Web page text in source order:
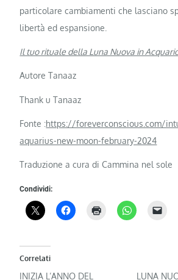
particolare cambiamenti che lasciano
libertà ed espansione.
Il tuo rituale della Luna Nuova in
Autore Tanaaz
Thank u Tanaaz
Fonte :https://foreverconscious.com/
aquarius-new-moon-february-2024
Traduzione a cura di Cammina nel sole
Condividi:
Correlati
INIZIA L’ANNO DEL LUNA